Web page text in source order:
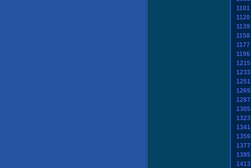
1101
1120
1139
1158
1177
1196
1215
1233
1251
1269
1287
1305
1323
1341
1359
1377
1395
1413